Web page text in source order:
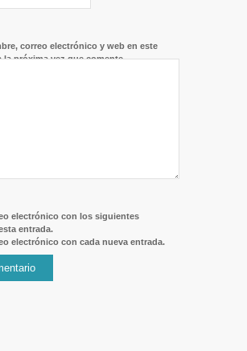
correo electrónico y web en este
la próxima vez que comente.
electrónico con los siguientes
entrada.
electrónico con cada nueva entrada.